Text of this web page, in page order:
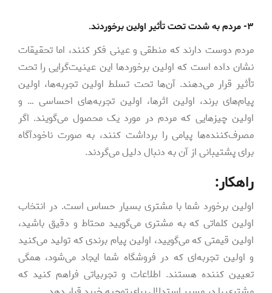
۳- مردم به شدت تحت تأثیر اولین برخوردند.
مردم دوست دارند که منطقی و عینی فکر کنند، اما تحقیقات
نشان داده است که اولین برخوردها این عینیت‌گرایی را تحت
تأثیر قرار می‌دهند. آن‌ها تحت تسلط اولین تجربه‌ها، اولین
پیام‌های برند، اولین اثرها، اولین تجربه‌های احساسی … و
اولین چیزهایی که مردم در مورد یک محصول می‌گویند. اگر
مصرف‌کننده‌ها پیامی را برداشت کنند، به صورت ناخودآگاه
برای پشتیبانی از آن به دنبال دلیل می‌گردند.
راهکار:
اولین برخورد شما با مشتری بسیار حساس است. در انتخاب
اولین کلماتی که به مشتری می‌گویید محتاط و دقیق باشید،
اولین قیمتی که می‌گویید، اولین پیام برندی که تولید می‌کنید
و اولین تجربه‌ای که در فروشگاه شما ایجاد می‌شود، همگی
تعیین کننده هستند. اطلاعات و تجربیاتی فراهم کنید که